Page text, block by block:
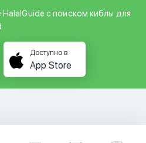
с поиском киблы для
Доступно в
App Store